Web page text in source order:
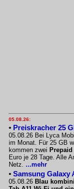
05.08.26:
• Preiskracher 25
05.08.26 Bei Lyca
im Monat. Für 25 GB
kommen zwei
Euro je 28 Tage. Alle
Netz. ...mehr
• Samsung Galaxy
05.08.26 Blau